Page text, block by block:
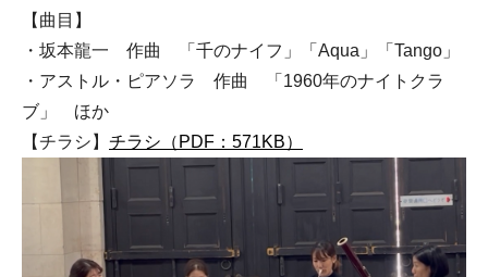
【曲目】
・坂本龍一 作曲 「千のナイフ」「Aqua」「Tango」
・アストル・ピアソラ 作曲 「1960年のナイトクラ
ブ」 ほか
【チラシ】 チラシ（PDF：571KB）